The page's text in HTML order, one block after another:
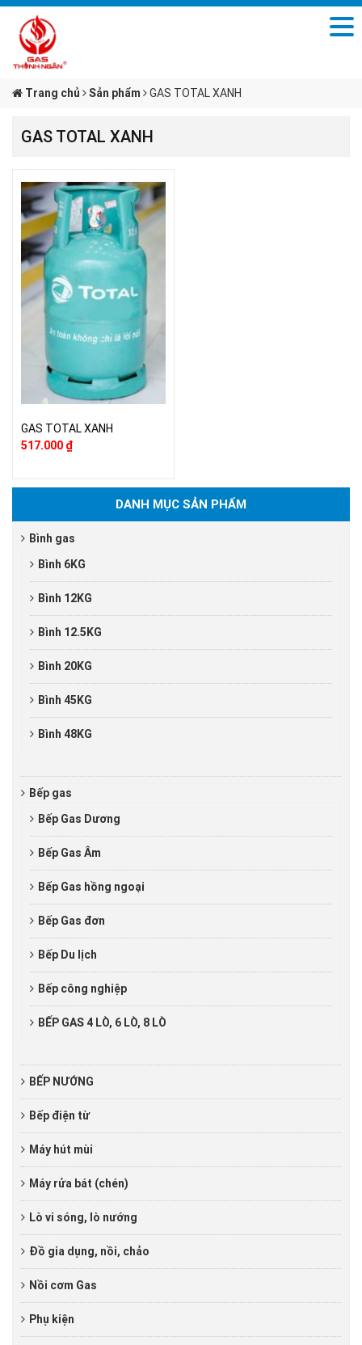
Trang chủ Sản phẩm GAS TOTAL XANH
GAS TOTAL XANH
GAS TOTAL XANH
517.000 ₫
DANH MỤC SẢN PHẨM
Bình gas
Bình 6KG
Bình 12KG
Bình 12.5KG
Bình 20KG
Bình 45KG
Bình 48KG
Bếp gas
Bếp Gas Dương
Bếp Gas Âm
Bếp Gas hồng ngoại
Bếp Gas đơn
Bếp Du lịch
Bếp công nghiệp
BẾP GAS 4 LÒ, 6 LÒ, 8 LÒ
BẾP NƯỚNG
Bếp điện từ
Máy hút mùi
Máy rửa bát (chén)
Lò vi sóng, lò nướng
Đồ gia dụng, nồi, chảo
Nồi cơm Gas
Phụ kiện